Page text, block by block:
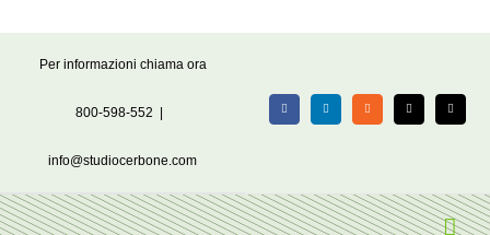
Per informazioni chiama ora
800-598-552
info@studiocerbone.com
FacebookLinkedIn Rss X Email